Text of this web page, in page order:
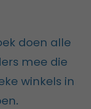
doen alle
mee die
winkels in